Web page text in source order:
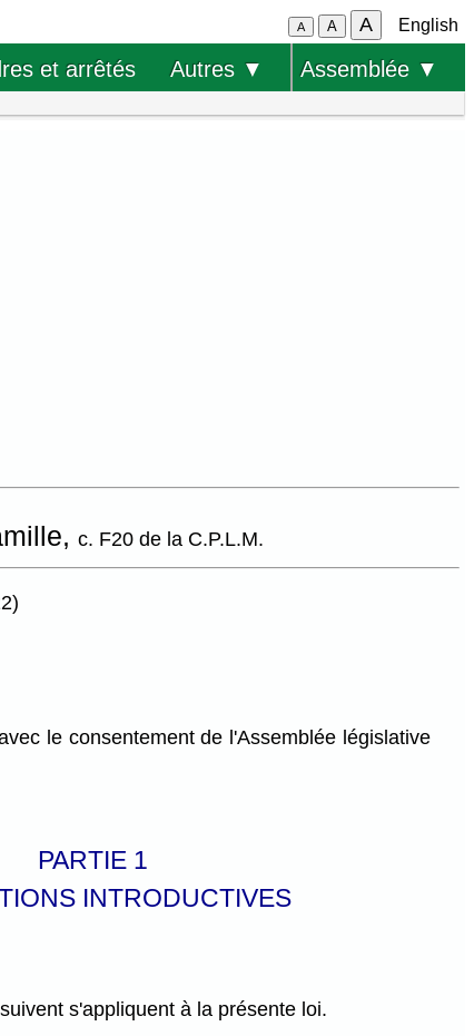
A A A English
et arrêtés Autres ▼ Assemblée ▼
c. F20 de la C.P.L.M.
le consentement de l'Assemblée législative
PARTIE 1
INTRODUCTIVES
s'appliquent à la présente loi.